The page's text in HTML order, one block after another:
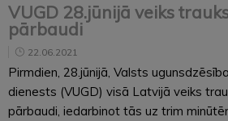
VUGD 28.jūnijā veiks
pārbaudi
22.06.2021
Pirmdien, 28.jūnijā, Valsts
dienests (VUGD) visā Latvijā veiks
pārbaudi, iedarbinot tās uz trim